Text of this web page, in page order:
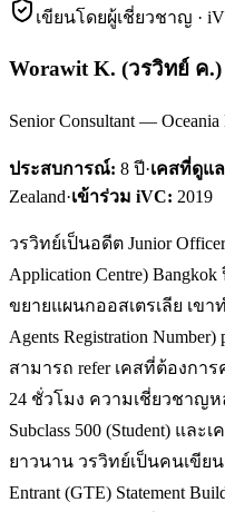
เขียนโดยผู้เชี่ยวชาญ ·
Worawit K. (วรวิทย์ ค.)
Senior Consultant —
ประสบการณ์: 8 ปี·เคสที่ดูแ
Zealand·เข้าร่วม iVC: 2019
วรวิทย์เป็นอดีต Junior
Application Centre)
ขยายแผนกออสเตรเลีย เขา
Agents Registration
สามารถ refer เคสที่ต้องกา
24 ชั่วโมง ความเชี่ยวชาญห
Subclass 500 (Student) และ
ยาวนาน วรวิทย์เป็นคนเขียน
Entrant (GTE) Statement